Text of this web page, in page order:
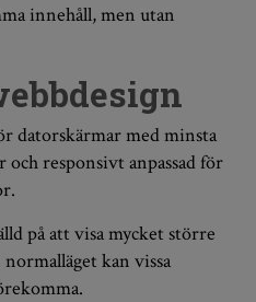
innehåll, men utan
datorskärmar med minsta
och responsivt anpassad för
på att visa mycket större
kan vissa